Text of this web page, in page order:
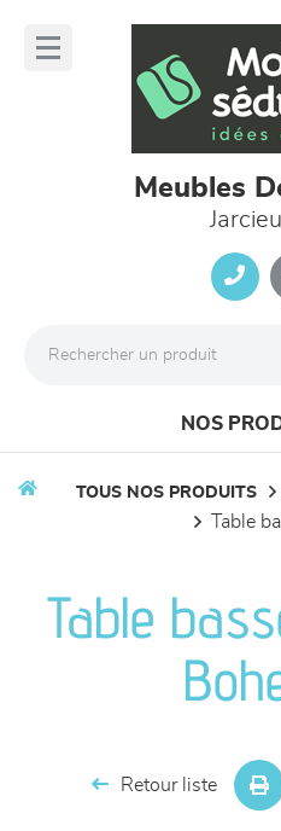
Meubles
NOS
séjours
meubles de complément
TOUS NOS PRODUITS
table
Table
Retour liste